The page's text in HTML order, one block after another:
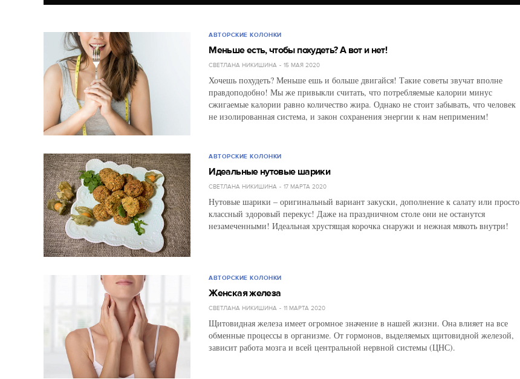
АВТОРСКИЕ КОЛОНКИ
Меньше есть, чтобы похудеть? А вот и нет!
СВЕТЛАНА НИКИШИНА 15 МАЯ 2020
Хочешь похудеть? Меньше ешь и больше двигайся! Такие советы звучат вполне
правдоподобно! Мы же привыкли считать, что потребляемые калории минус
сжигаемые калории равно количество жира. Однако не стоит забывать, что человек
не изолированная система, и закон сохранения энергии к нам неприменим!
АВТОРСКИЕ КОЛОНКИ
Идеальные нутовые шарики
СВЕТЛАНА НИКИШИНА 17 МАРТА 2020
Нутовые шарики – оригинальный вариант закуски, дополнение к салату или просто
классный здоровый перекус! Даже на праздничном столе они не останутся
незамеченными! Идеальная хрустящая корочка снаружи и нежная мякоть внутри!
АВТОРСКИЕ КОЛОНКИ
Женская железа
СВЕТЛАНА НИКИШИНА 11 МАРТА 2020
Щитовидная железа имеет огромное значение в нашей жизни. Она влияет на все
обменные процессы в организме. От гормонов, выделяемых щитовидной железой,
зависит работа мозга и всей центральной нервной системы (ЦНС).